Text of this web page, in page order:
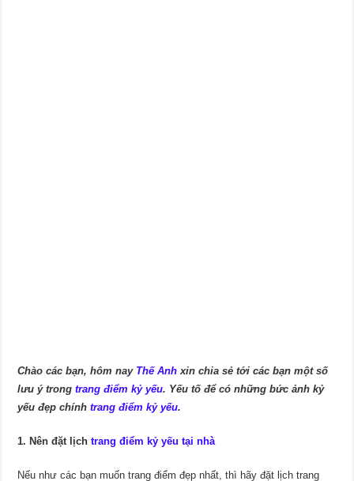
Chào các bạn, hôm nay Thế Anh xin chia sẻ tới các bạn một số
lưu ý trongtrang điểm kỷ yếu. Yếu tố để có những bức ảnh kỷ
yếu đẹp chínhtrang điểm kỷ yếu.
1. Nên đặt lịchtrang điểm kỷ yếu tại nhà
Nếu như các bạn muốn trang điểm đẹp nhất, thì hãy đặt lịch trang